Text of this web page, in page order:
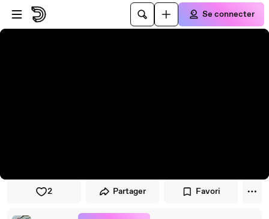
Passer au player
Passer au contenu principal
Se connecter
2 Partager Favori